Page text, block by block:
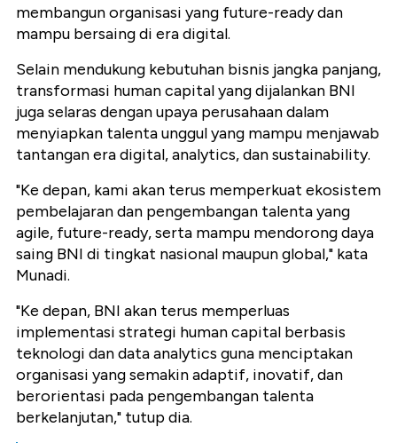
membangun organisasi yang future-ready dan
mampu bersaing di era digital.
Selain mendukung kebutuhan bisnis jangka panjang,
transformasi human capital yang dijalankan BNI
juga selaras dengan upaya perusahaan dalam
menyiapkan talenta unggul yang mampu menjawab
tantangan era digital, analytics, dan sustainability.
"Ke depan, kami akan terus memperkuat ekosistem
pembelajaran dan pengembangan talenta yang
agile, future-ready, serta mampu mendorong daya
saing BNI di tingkat nasional maupun global," kata
Munadi.
"Ke depan, BNI akan terus memperluas
implementasi strategi human capital berbasis
teknologi dan data analytics guna menciptakan
organisasi yang semakin adaptif, inovatif, dan
berorientasi pada pengembangan talenta
berkelanjutan," tutup dia.